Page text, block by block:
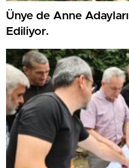
Ünye de Anne
Ediliyor.